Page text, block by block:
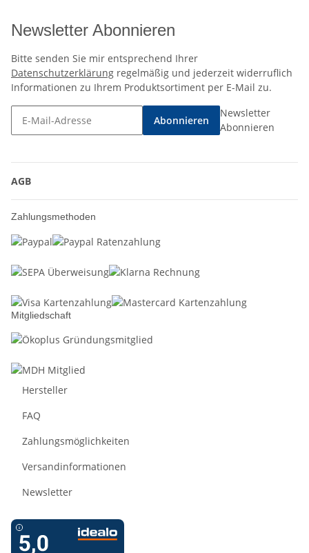
Newsletter Abonnieren
Bitte senden Sie mir entsprechend Ihrer
Datenschutzerklärung regelmäßig und jederzeit widerruflich
Informationen zu Ihrem Produktsortiment per E-Mail zu.
Abonnieren
Newsletter
Abonnieren
AGB
Zahlungsmethoden
Mitgliedschaft
Hersteller
FAQ
Zahlungsmöglichkeiten
Versandinformationen
Newsletter